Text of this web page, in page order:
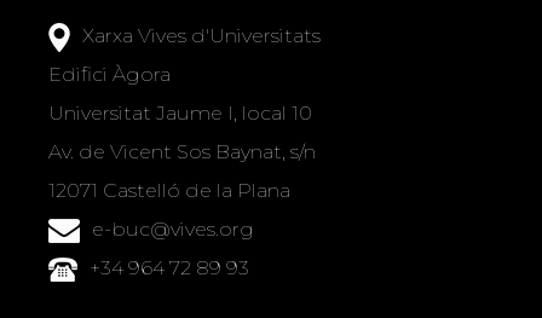
Xarxa Vives d'Universitats
Edifici Àgora
Universitat Jaume I, local 10
Av. de Vicent Sos Baynat, s/n
12071 Castelló de la Plana
e-buc@vives.org
+34 964 72 89 93